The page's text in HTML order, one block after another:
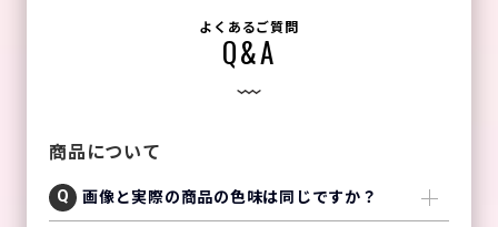
よくあるご質問
Q&A
商品について
画像と実際の商品の色味は同じですか？